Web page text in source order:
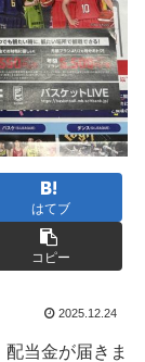
はてブ
コピー
2025.12.24
当金が届きま